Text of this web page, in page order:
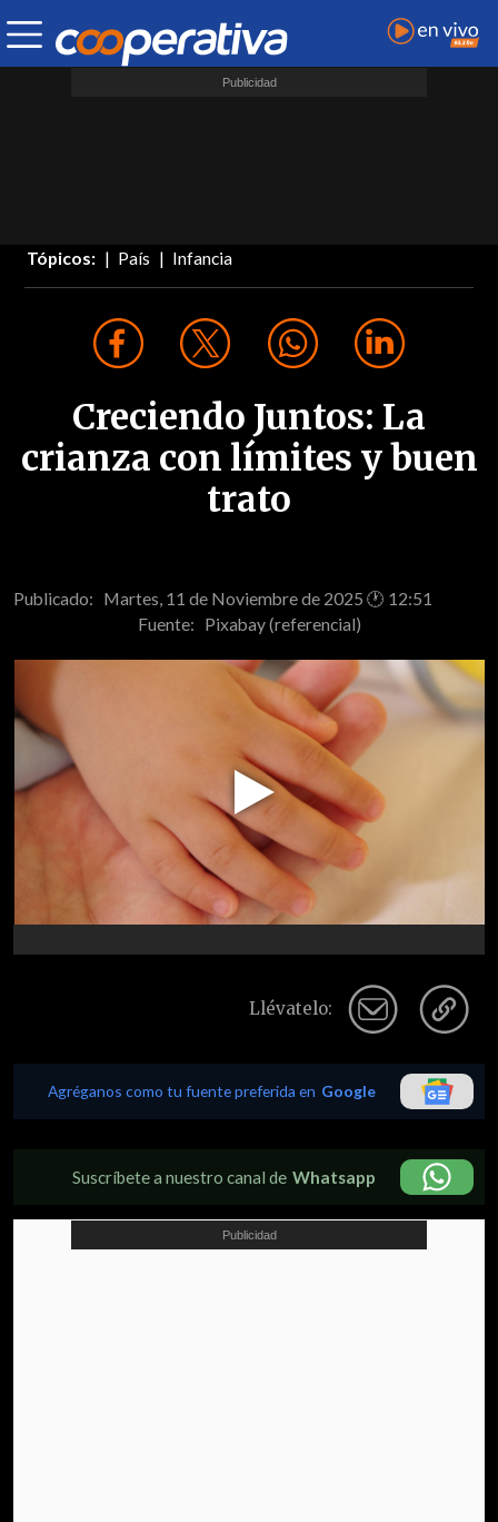
Tópicos: País Infancia
Creciendo Juntos: La
crianza con límites y buen
trato
Publicado: Martes, 11 de Noviembre de 2025 🕐 12:51
Fuente: Pixabay (referencial)
Video
Llévatelo:
Agréganos como tu fuente preferida en Google
Suscríbete a nuestro canal de Whatsapp